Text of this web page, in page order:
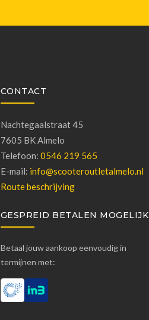
CONTACT
Nachtegaalstraat 45
7605 BK Almelo
Telefoon: 0546 219 565
E-mail: info@scooteroutletalmelo.nl
Route beschrijving
GESPREID BETALEN MOGELIJK
Betaal jouw aankoop eenvoudig in
termijnen met: